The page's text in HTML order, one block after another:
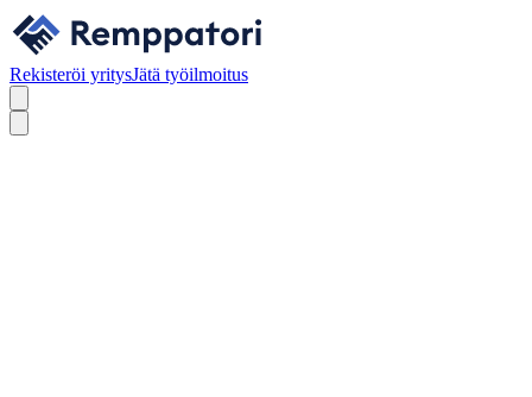
Rekisteröi yritysJätä työilmoitus